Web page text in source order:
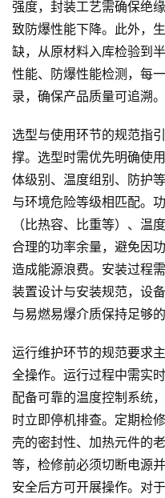
强度，封装工艺需确保绝
致防爆性能下降。此外，
缺，从原材料入库检验到
性能、防爆性能检测，每
录，确保产品质量可追溯。
选型与使用环节的规范指
撑。选型时需优先明确使
体级别、温度组别、防护
与环境危险等级相匹配。
（比热容、比重等）、温
合理的功率余量，避免因
造成能源浪费。安装过程
装置设计与安装规范，设
与易燃易爆介质保持足够的
运行维护环节的规范要求
全操作。运行过程中需实
配备可靠的温度控制系统
时立即停机排查。定期检
壳的密封性、加热元件的
等，检修前必须切断电源
安全后方可开展操作。对